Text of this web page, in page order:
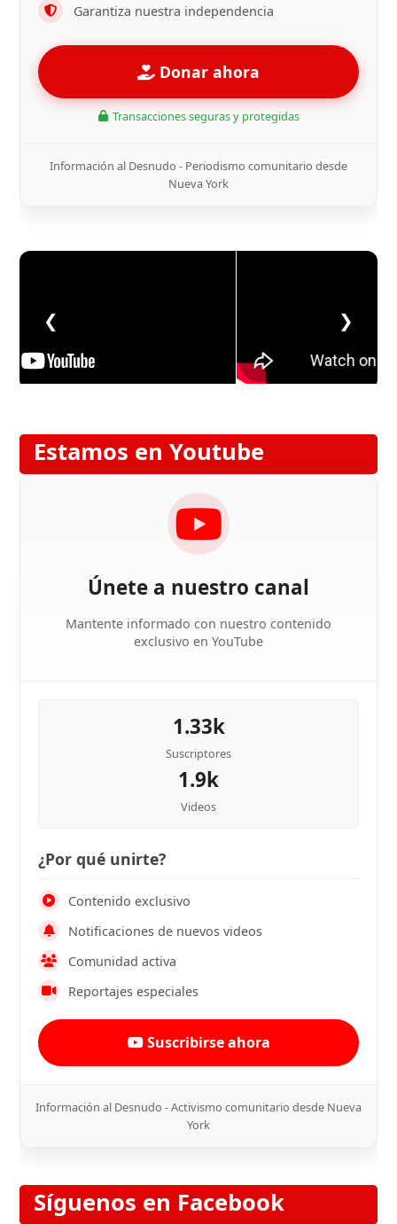
Garantiza nuestra independencia
Donar ahora
Transacciones seguras y protegidas
Información al Desnudo - Periodismo comunitario desde
Nueva York
❮ ❯
Estamos en Youtube
Únete a nuestro canal
Mantente informado con nuestro contenido
exclusivo en YouTube
1.33k
Suscriptores
1.9k
Videos
¿Por qué unirte?
Contenido exclusivo
Notificaciones de nuevos videos
Comunidad activa
Reportajes especiales
Suscribirse ahora
Información al Desnudo - Activismo comunitario desde Nueva
York
Síguenos en Facebook